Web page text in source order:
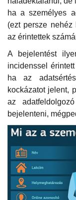
ha a személyes
(ezt persze nehéz
az érintettek
A bejelentést
incidenssel
ha az
kockázatot jelent,
az
bejelenteni,